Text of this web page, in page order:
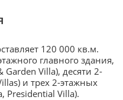
120 000 кв.м.
главного здания,
Villa), десяти 2-
и трех 2-этажных
Presidential Villa).